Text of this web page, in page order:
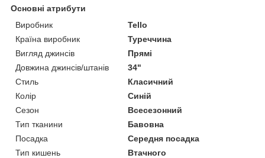
Основні атрибути
Виробник
Tello
Країна виробник
Туреччина
Вигляд джинсів
Прямі
Довжина джинсів/штанів
34"
Стиль
Класичний
Колір
Синій
Сезон
Всесезонний
Тип тканини
Бавовна
Посадка
Середня посадка
Тип кишень
Втачного